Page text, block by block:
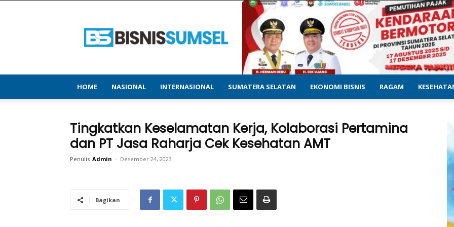
–
Menyajikan
&
Terupdate
HOME NASIONAL INTERNASIONAL SUMATERA SELATAN EKONOMI BISNIS RAGAM
Tingkatkan Keselamatan Kerja, Kolaborasi Pertamina
dan PT Jasa Raharja Cek Kesehatan AMT
Penulis Admin - Desember 24, 2023
Bagikan